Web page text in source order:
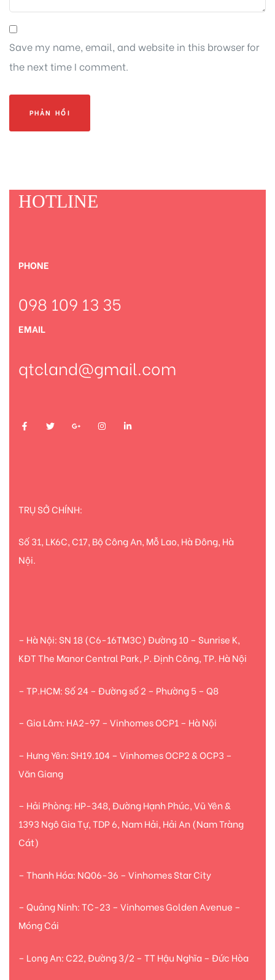
Save my name, email, and website in this browser for
the next time I comment.
HOTLINE
PHONE
098 109 13 35
EMAIL
qtcland@gmail.com
TRỤ SỞ CHÍNH:
Số 31, LK6C, C17, Bộ Công An, Mỗ Lao, Hà Đông, Hà
Nội.
– Hà Nội: SN 18 (C6-16TM3C) Đường 10 – Sunrise K,
KĐT The Manor Central Park, P. Định Công, TP. Hà Nội
– TP.HCM: Số 24 – Đường số 2 – Phường 5 – Q8
– Gia Lâm: HA2-97 – Vinhomes OCP1 – Hà Nội
– Hưng Yên: SH19.104 – Vinhomes OCP2 & OCP3 –
Văn Giang
– Hải Phòng: HP-348, Đường Hạnh Phúc, Vũ Yên &
1393 Ngô Gia Tự, TDP 6, Nam Hải, Hải An (Nam Tràng
Cát)
– Thanh Hóa: NQ06-36 – Vinhomes Star City
– Quảng Ninh: TC-23 – Vinhomes Golden Avenue –
Móng Cái
– Long An: C22, Đường 3/2 – TT Hậu Nghĩa – Đức Hòa